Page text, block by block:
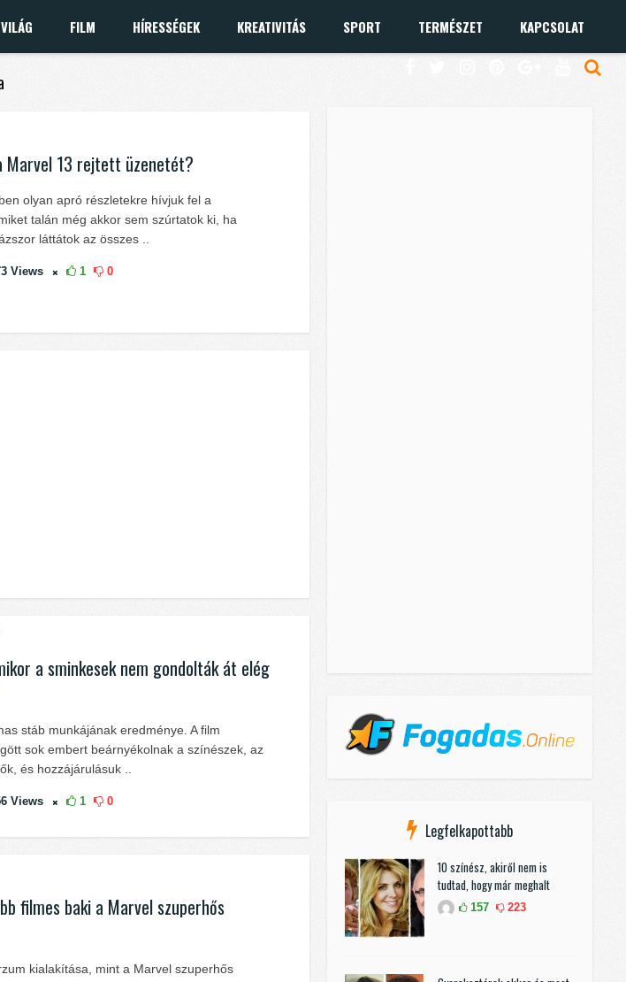
FILM HÍRESSÉGEK KREATIVITÁS SPORT TERMÉSZET KAPCSOLAT
Marvel 13 rejtett üzenetét?
olyan apró részletekre hívjuk fel a
talán még akkor sem szúrtatok ki, ha
láttátok az összes ..
Views 1 0
a sminkesek nem gondolták át elég
stáb munkájának eredménye. A film
sok embert beárnyékolnak a színészek, az
és hozzájárulásuk ..
Views 1 0
filmes baki a Marvel szuperhős
kialakítása, mint a Marvel szuperhős
Legfelkapottabb
10 színész, akiről nem is
tudtad, hogy már meghalt
157 223